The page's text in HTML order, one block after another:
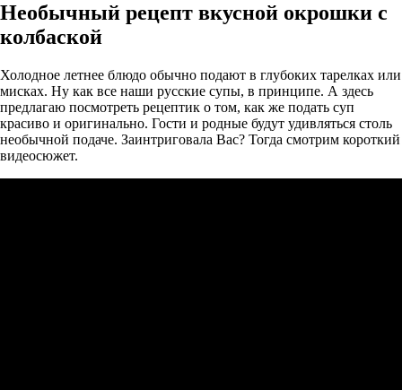
Необычный рецепт вкусной окрошки с
колбаской
Холодное летнее блюдо обычно подают в глубоких тарелках или
мисках. Ну как все наши русские супы, в принципе. А здесь
предлагаю посмотреть рецептик о том, как же подать суп
красиво и оригинально. Гости и родные будут удивляться столь
необычной подаче. Заинтриговала Вас? Тогда смотрим короткий
видеосюжет.